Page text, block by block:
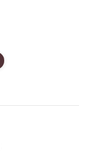
Este
variantes.